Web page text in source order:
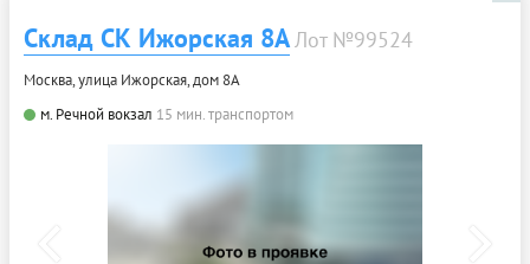
Склад СК Ижорская 8А Лот №99524
Москва, улица Ижорская, дом 8А
м. Речной вокзал 15 мин. транспортом